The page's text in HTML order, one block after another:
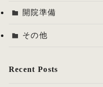
開院準備
その他
Recent Posts